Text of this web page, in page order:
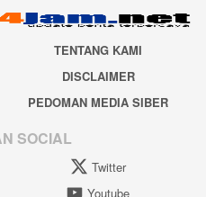
TENTANG KAMI
DISCLAIMER
PEDOMAN MEDIA SIBER
SOCIAL
Twitter
Youtube